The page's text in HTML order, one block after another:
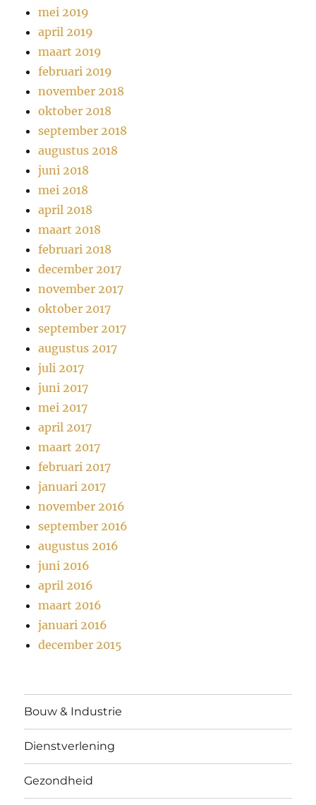
mei 2019
april 2019
maart 2019
februari 2019
november 2018
oktober 2018
september 2018
augustus 2018
juni 2018
mei 2018
april 2018
maart 2018
februari 2018
december 2017
november 2017
oktober 2017
september 2017
augustus 2017
juli 2017
juni 2017
mei 2017
april 2017
maart 2017
februari 2017
januari 2017
november 2016
september 2016
augustus 2016
juni 2016
april 2016
maart 2016
januari 2016
december 2015
Bouw & Industrie
Dienstverlening
Gezondheid